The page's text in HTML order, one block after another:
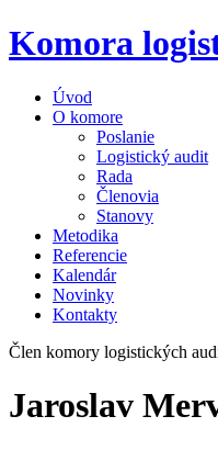
Komora
Úvod
O komore
Poslanie
Logistický audit
Rada
Členovia
Stanovy
Metodika
Referencie
Kalendár
Novinky
Kontakty
Člen komory logistických
Jaroslav